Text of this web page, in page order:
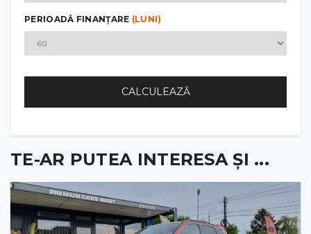
PERIOADĂ FINANȚARE (LUNI)
CALCULEAZĂ
TE-AR PUTEA INTERESA ȘI ...